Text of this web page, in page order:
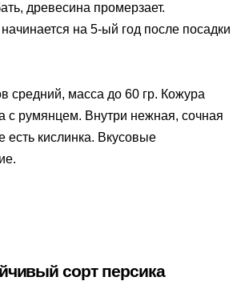
древесина промерзает.
на 5-ый год после посадки
средний, масса до 60 гр. Кожура
с румянцем. Внутри нежная, сочная
есть кислинка. Вкусовые
сорт персика